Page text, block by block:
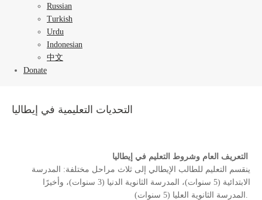
Russian
Turkish
Urdu
Indonesian
中文
Donate
التحديات التعليمية في إيطاليا
التعريف العام وشروط التعليم في إيطاليا
ينقسم التعليم للطالب الإيطالي إلى ثلاث مراحل مختلفة: المدرسة
الابتدائية (5 سنوات)، المدرسة الثانوية الدنيا (3 سنوات)، وأخيرًا
المدرسة الثانوية العليا (5 سنوات)